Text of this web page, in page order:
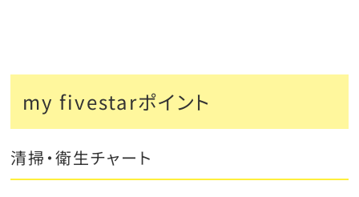
my fivestarポイント
清掃・衛生チャート